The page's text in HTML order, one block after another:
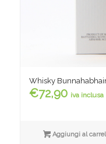
Whisky
€72,90 iva inclusa
Aggiungi al